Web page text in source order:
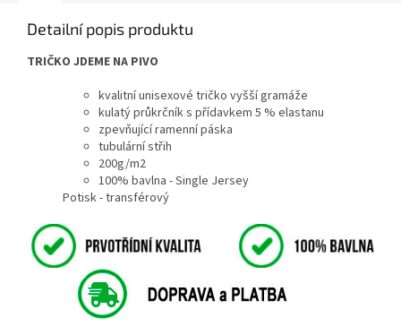
Detailní popis produktu
TRIČKO JDEME NA PIVO
kvalitní unisexové tričko vyšší gramáže
kulatý průkrčník s přídavkem 5 % elastanu
zpevňující ramenní páska
tubulární střih
200g/m2
100% bavlna - Single Jersey
Potisk - transférový